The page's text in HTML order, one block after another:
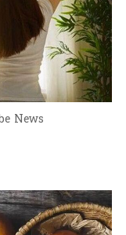
News